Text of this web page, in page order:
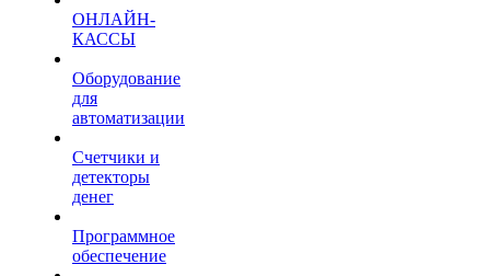
ОНЛАЙН-
КАССЫ
Оборудование
для
автоматизации
Счетчики и
детекторы
денег
Программное
обеспечение